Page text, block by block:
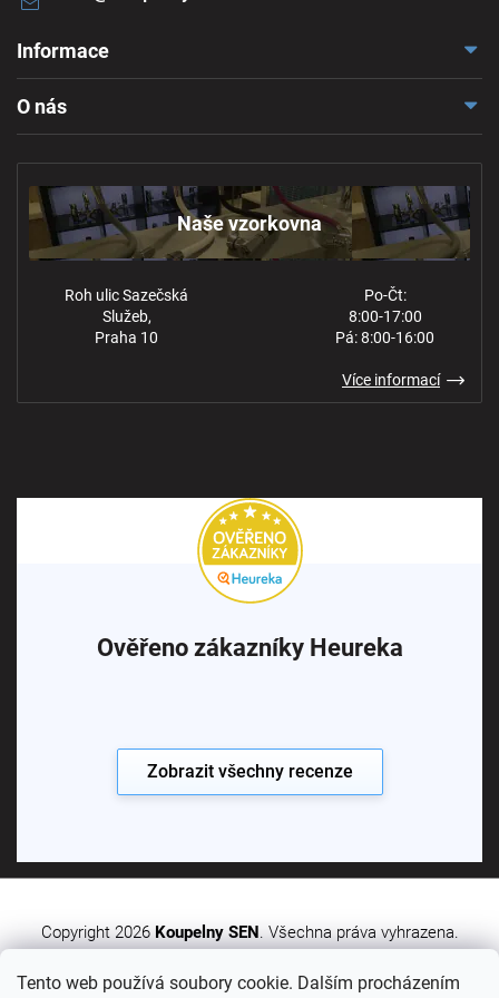
Tento web používá soubory cookie. Dalším procházením
Informace
Ochrana osobních údajů
O nás
Naše vzorkovna
Roh ulic Sazečská
Služeb,
Praha 10
Po-Čt:
8:00-17:00
Pá: 8:00-16:00
Více informací
Ověřeno zákazníky Heureka
Zobrazit všechny recenze
Vytvořil Shoptet Premium
Copyright 2026 Koupelny SEN . Všechna práva vyhrazena.